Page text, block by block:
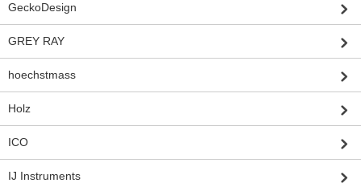
GeckoDesign
GREY RAY
hoechstmass
Holz
ICO
IJ Instruments